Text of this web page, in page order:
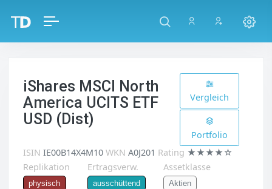
iShares MSCI North
America UCITS ETF
USD (Dist)
Vergleich
Portfolio
ISIN IE00B14X4M10 WKN A0J201 Rating ★★★★☆
Replikation
physisch
Ertragsverw.
ausschüttend
Assetklasse
Aktien